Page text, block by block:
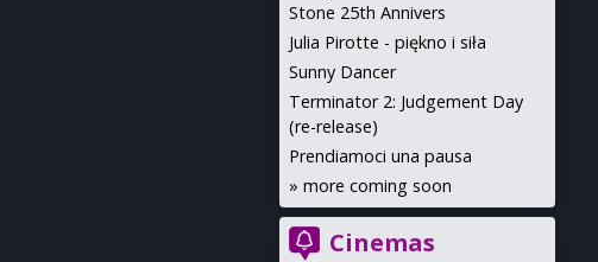
Stone 25th Annivers
Julia Pirotte - piękno i siła
Sunny Dancer
Terminator 2: Judgement Day
(re-release)
Prendiamoci una pausa
» more coming soon
Cinemas